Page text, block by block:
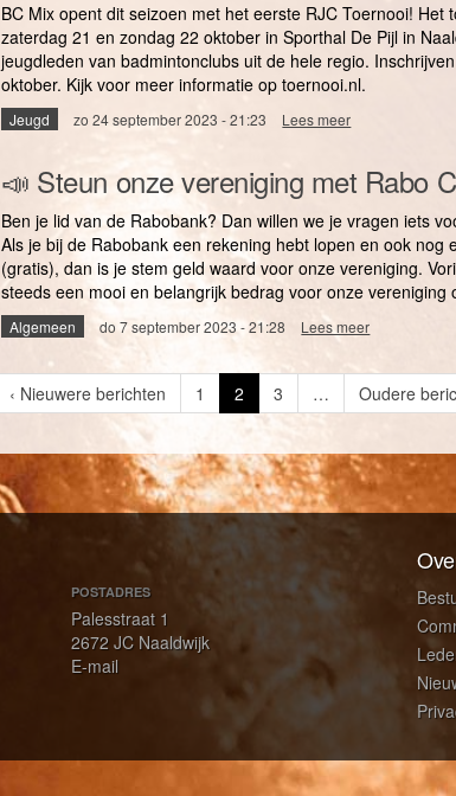
BC Mix opent dit seizoen met het eerste RJC Toernooi! Het
zaterdag 21 en zondag 22 oktober in Sporthal De Pijl in
jeugdleden van badmintonclubs uit de hele regio.
oktober. Kijk voor meer informatie op toernooi.nl.
Jeugd zo 24 september 2023 - 21:23 Lees meer
op
21
en
22
oktober
2023
📣 Steun onze vereniging met Rabo
Ben je lid van de Rabobank? Dan willen we je vragen iets
Als je bij de Rabobank een rekening hebt lopen en ook nog
(gratis), dan is je stem geld waard voor onze vereniging.
steeds een mooi en belangrijk bedrag voor onze vereniging
Algemeen do 7 september 2023 - 21:28 Lees meer
onze
vereniging
ClubSupport!
Vorige
pagina
‹ Nieuwere berichten Page
1
Huidige
pagina
2 Page
3 …
Volgende
pagina
Oudere
POSTADRES
Palesstraat 1
2672 JC Naaldwijk
E-mail